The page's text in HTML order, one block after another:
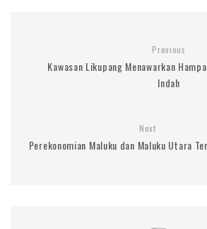
Previous
Kawasan Likupang Menawarkan
Indah
Next
Perekonomian Maluku dan Maluku Utara